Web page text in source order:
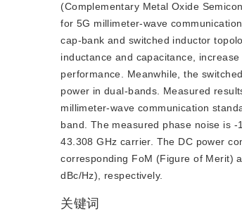
(Complementary Metal Oxide
for 5G millimeter-wave
cap-bank and switched inductor
inductance and capacitance,
performance. Meanwhile, the
power in dual-bands. Measured
millimeter-wave communication
band. The measured phase noise is
43.308 GHz carrier. The DC power
corresponding FoM (Figure of Merit)
dBc/Hz), respectively.
关键词